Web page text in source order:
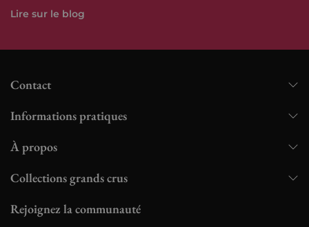
Lire sur le blog
Contact
Informations pratiques
À propos
Collections grands crus
Rejoignez la communauté